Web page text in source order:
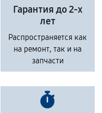
Гарантия до 2-х
лет
Распространяется как
на ремонт, так и на
запчасти